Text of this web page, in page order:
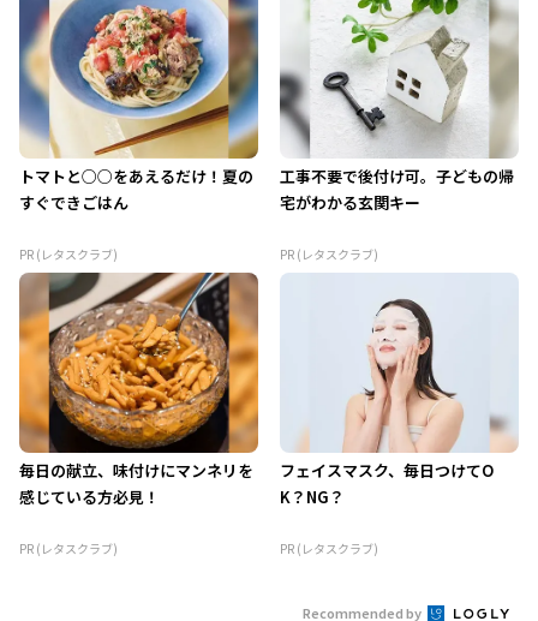
トマトと○○をあえるだけ！夏の
すぐできごはん
PR (レタスクラブ)
工事不要で後付け可。子どもの帰
宅がわかる玄関キー
PR (レタスクラブ)
毎日の献立、味付けにマンネリを
感じている方必見！
PR (レタスクラブ)
フェイスマスク、毎日つけてO
K？NG？
PR (レタスクラブ)
Recommended by